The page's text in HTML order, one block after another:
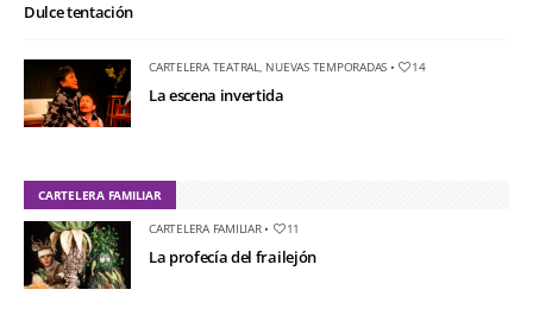
Dulce tentación
CARTELERA TEATRAL, NUEVAS TEMPORADAS • 14
La escena invertida
CARTELERA FAMILIAR
CARTELERA FAMILIAR• 11
La profecía del frailejón